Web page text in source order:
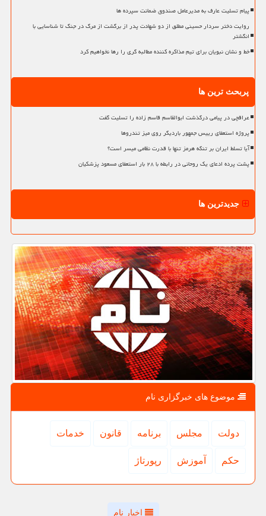
پیام تسلیت عارف به مدیرعامل صندوق ضمانت سپرده ها
روایت دختر سردار حسینی مطلق از دو شهادت پدر از برگشت از مرگ در جنگ تا شناسایی با
انگشتر
خط و نشان نبویان برای تیم مذاکره کننده مطالبه گری را رها نخواهیم کرد
پربحث ترین ها
عراقچی در پیامی درگذشت ابوالقاسم قاسم زاده را تسلیت گفت
پروژه استعفای رییس جمهور باردیگر روی میز تندروها
آیا تسلط ایران بر تنگه هرمز تنها با قدرت نظامی میسر است؟
پشت پرده ادعای یک روحانی در رابطه با ۲۸ بار استعفای مسعود پزشکیان
جدیدترین ها
موضوع های خبرگزاری نام
دولت مجلس برنامه قانون خدمات
حكم آموزش رپورتاژ
اخبار نام